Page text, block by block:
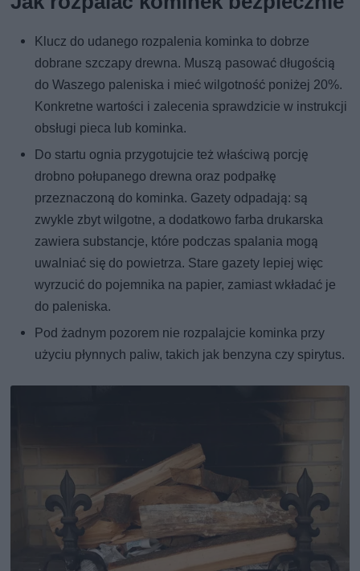
Klucz do udanego rozpalenia kominka to dobrze
dobrane szczapy drewna. Muszą pasować długością
do Waszego paleniska i mieć wilgotność poniżej 20%.
Konkretne wartości i zalecenia sprawdzicie w instrukcji
obsługi pieca lub kominka.
Do startu ognia przygotujcie też właściwą porcję
drobno połupanego drewna oraz podpałkę
przeznaczoną do kominka. Gazety odpadają: są
zwykle zbyt wilgotne, a dodatkowo farba drukarska
zawiera substancje, które podczas spalania mogą
uwalniać się do powietrza. Stare gazety lepiej więc
wyrzucić do pojemnika na papier, zamiast wkładać je
do paleniska.
Pod żadnym pozorem nie rozpalajcie kominka przy
użyciu płynnych paliw, takich jak benzyna czy spirytus.